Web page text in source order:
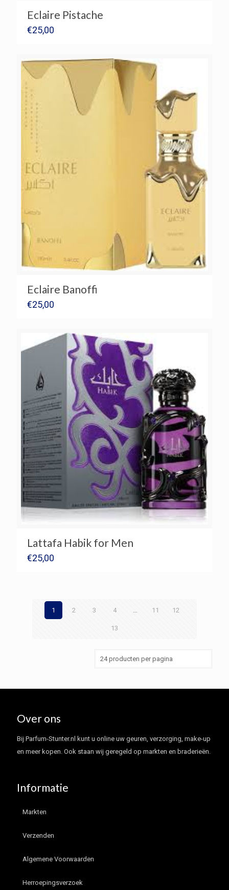
Eclaire Pistache
€25,00
Eclaire Banoffi
€25,00
Lattafa Habik for Men
€25,00
1 2 3 4 11 12
13
Over ons
Bij Parfum-Stunter.nl kunt u online uw geuren, verzorging, make-up
en meer kopen. Ook staan wij geregeld op markten en braderieën.
Informatie
Markten
Verzenden
Algemene Voorwaarden
Herroepingsverzoek